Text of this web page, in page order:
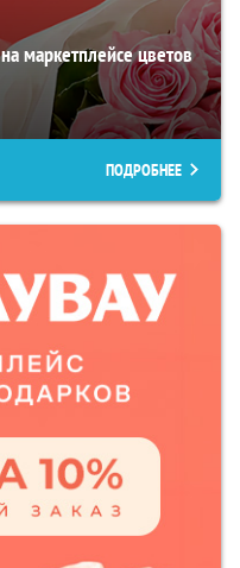
маркетплейсе цветов
ПОДРОБНЕЕ